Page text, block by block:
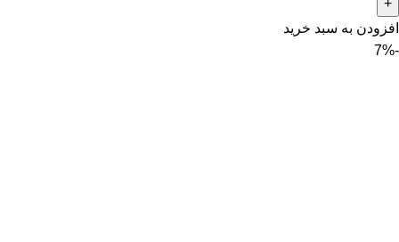
افزودن به سبد خرید
-7%